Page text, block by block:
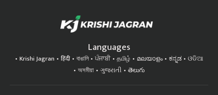
Languages
Krishi Jagran हिंदी বাঙালি ਪੰਜਾਬੀ தமிழ் മലയാളം ಕನ್ನಡ
ଓଡିଆ
অসমীয়া
ગુજરાતી తెలుగు